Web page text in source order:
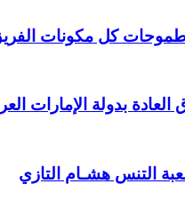
كل مكونات
بدولة الإمارات
التنس هشـام التازي